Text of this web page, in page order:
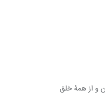
و از همۀ خلق